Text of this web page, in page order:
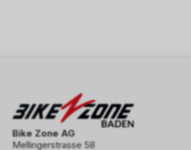
Bike Zone AG
Mellingerstrasse 58